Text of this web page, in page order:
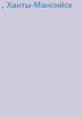
, Ханты-Мансийск